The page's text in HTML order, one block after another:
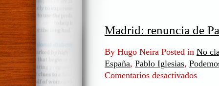
Madrid: renuncia de
By Hugo Neira Posted in No
España, Pablo Iglesias,
Comentarios desactivados